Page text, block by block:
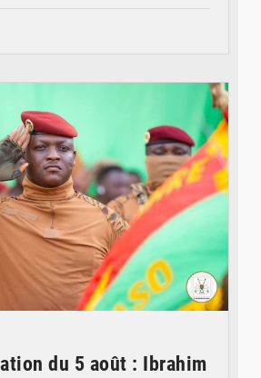
du 5 août : Ibrahim